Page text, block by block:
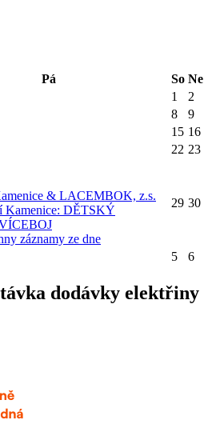
Pá So Ne
1
2
8
9
15 16
22 23
& LACEMBOK, z.s.
Kamenice: DĚTSKÝ
záznamy ze dne
29 30
5 6
dodávky elektřiny